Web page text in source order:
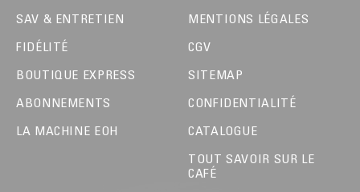
SAV & ENTRETIEN
FIDÉLITÉ
BOUTIQUE EXPRESS
ABONNEMENTS
LA MACHINE EOH
MENTIONS LÉGALES
CGV
SITEMAP
CONFIDENTIALITÉ
CATALOGUE
TOUT SAVOIR SUR LE
CAFÉ